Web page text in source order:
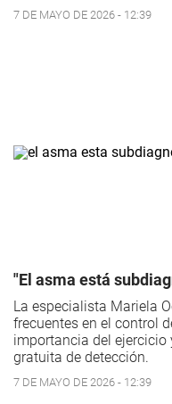
7 DE MAYO DE 2026 - 12:39
"El asma está
La especialista Mariela
frecuentes en el control
importancia del ejercicio
gratuita de detección.
7 DE MAYO DE 2026 - 12:39